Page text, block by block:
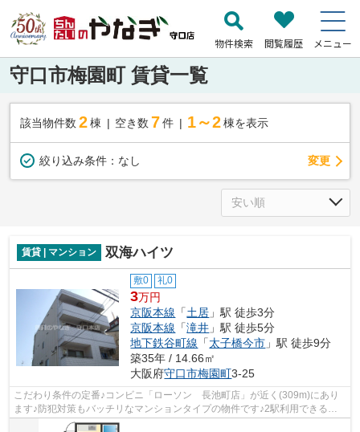
物件検索 閲覧履歴 メニュー
守口市梅園町 賃貸一覧
該当物件数 2棟 空き数 7 件 1～2 棟を表示
絞り込み条件： なし 変更
賃貸 | マンション 双海ハイツ
敷0 礼0
3万円
京阪本線 「土居 」駅 徒歩3分
京阪本線 「滝井 」駅 徒歩5分
地下鉄谷町線 「太子橋今市 」駅 徒歩9分
築35年 / 14.66㎡
大阪府守口市梅園町3-25
こだわり条件の定番♪コンビニ「ローソン 長池町店」が近く(309m)にあり
ます♪防犯対策もバッチリなマンションタイプの物件です♪2駅利用できる立
地となっていて、アクセスが便利です♪駅...